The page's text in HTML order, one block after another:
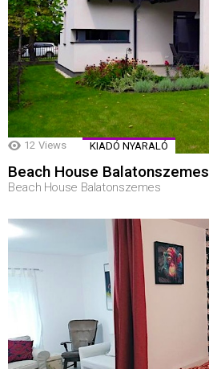
12 Views KIADÓ NYARALÓ
Beach House Balatonszemes
Beach House Balatonszemes